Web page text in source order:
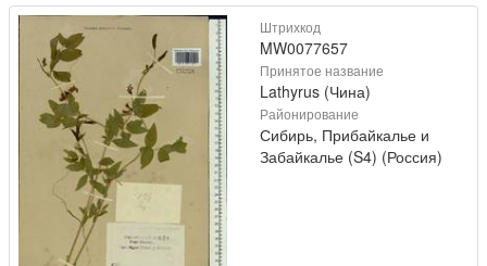
Штрихкод
MW0077657
Принятое название
Lathyrus (Чина)
Районирование
Сибирь, Прибайкалье и
Забайкалье (S4) (Россия)